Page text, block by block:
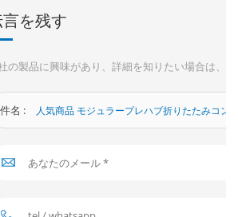
を残す
の製品に興味があり、詳細を知りたい場合は、
件名 : 人気商品 モジュラープレハブ折りたたみコン